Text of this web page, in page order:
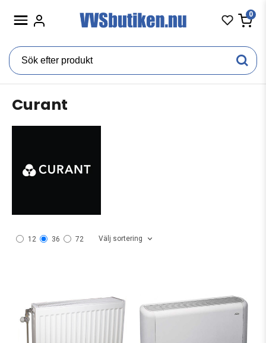
0
Curant
12 36 72 Välj sortering